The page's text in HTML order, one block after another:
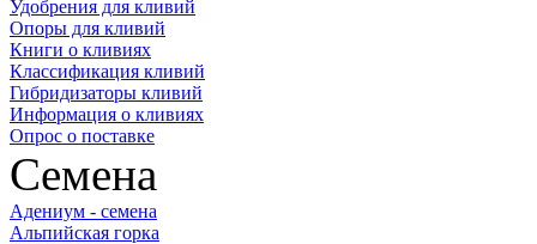
Удобрения для кливий
Опоры для кливий
Книги о кливиях
Классификация кливий
Гибридизаторы кливий
Информация о кливиях
Опрос о поставке
Семена
Адениум - семена
Альпийская горка